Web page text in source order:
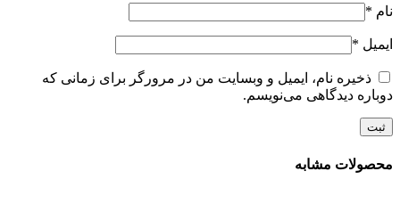
نام *
ایمیل *
ذخیره نام، ایمیل و وبسایت من در مرورگر برای زمانی که
دوباره دیدگاهی می‌نویسم.
محصولات مشابه